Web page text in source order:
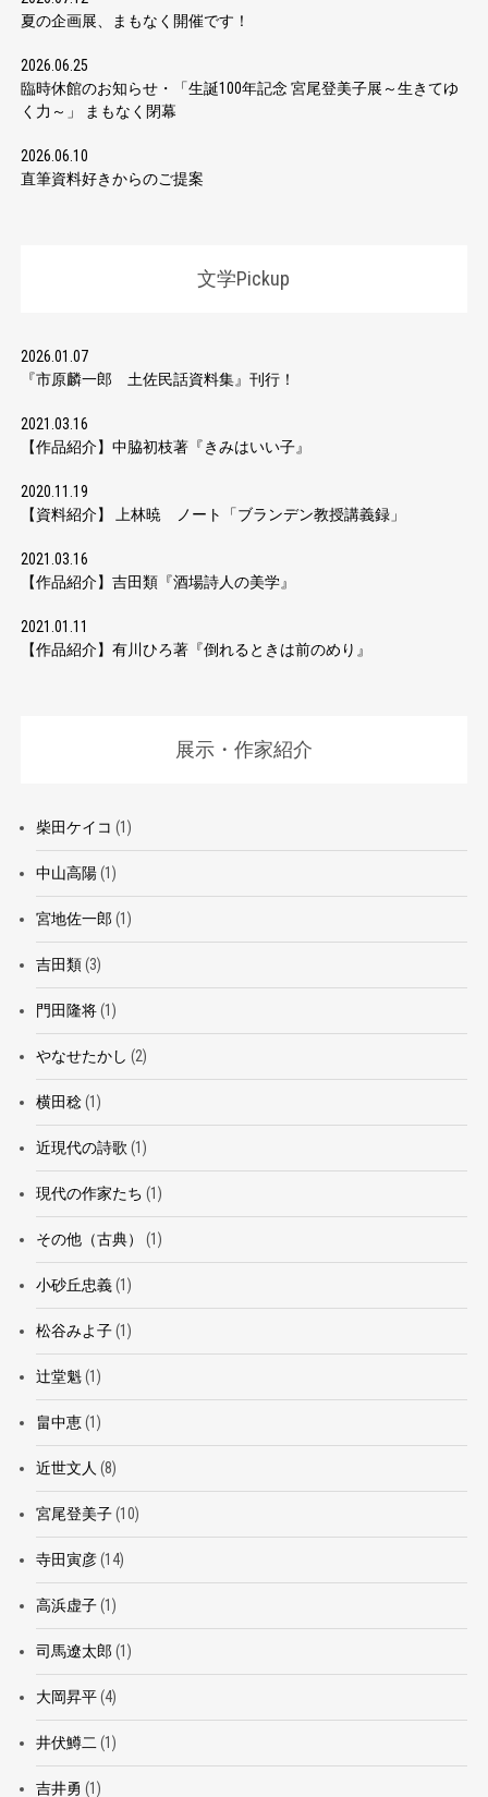
夏の企画展、まもなく開催です！
2026.06.25
臨時休館のお知らせ・「生誕100年記念 宮尾登美子展～生きてゆ
く力～」 まもなく閉幕
2026.06.10
直筆資料好きからのご提案
文学Pickup
2026.01.07
『市原麟一郎 土佐民話資料集』刊行！
2021.03.16
【作品紹介】中脇初枝著『きみはいい子』
2020.11.19
【資料紹介】 上林暁 ノート「ブランデン教授講義録」
2021.03.16
【作品紹介】吉田類『酒場詩人の美学』
2021.01.11
【作品紹介】有川ひろ著『倒れるときは前のめり』
展示・作家紹介
柴田ケイコ (1)
中山高陽(1)
宮地佐一郎 (1)
吉田類(3)
門田隆将(1)
やなせたかし (2)
横田稔(1)
近現代の詩歌 (1)
現代の作家たち (1)
その他（古典） (1)
小砂丘忠義(1)
松谷みよ子(1)
辻堂魁(1)
畠中恵(1)
近世文人 (8)
宮尾登美子(10)
寺田寅彦(14)
高浜虚子(1)
司馬遼太郎 (1)
大岡昇平(4)
井伏鱒二 (1)
吉井勇 (1)